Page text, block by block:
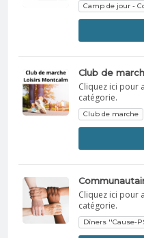
Camp de jour -
Club de
Cliquez ici pour
catégorie.
Club de marche
Cliquez ici pour
catégorie.
Dîners ''Cause-